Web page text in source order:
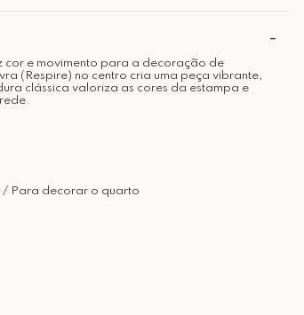
cor e movimento para a decoração de
(Respire) no centro cria uma peça vibrante,
clássica valoriza as cores da estampa e
/ Para decorar o quarto